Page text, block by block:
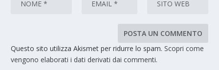
Questo sito utilizza Akismet per ridurre lo spam.Scopri come
vengono elaborati i dati derivati dai commenti.